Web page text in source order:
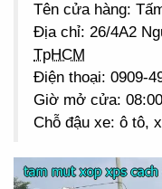
Tên cửa hàng:
Địa chỉ: 26/4A2
TpHCM
Điện thoại: 0909-
Giờ mở cửa:
Chỗ đậu xe: ô tô,